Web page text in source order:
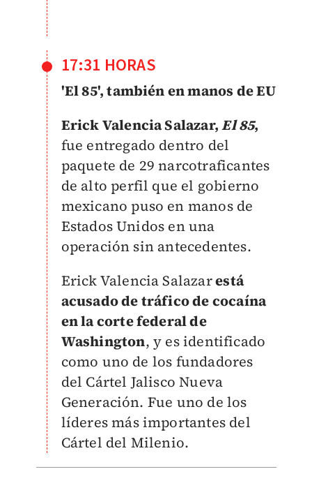
17:31 HORAS
'El 85', también en manos de EU
Erick Valencia Salazar,El 85,
fue entregado dentro del
paquete de 29 narcotraficantes
de alto perfil que el gobierno
mexicano puso en manos de
Estados Unidos en una
operación sin antecedentes.
Erick Valencia Salazarestá
acusado de tráfico de cocaína
en la corte federal de
Washington, y es identificado
como uno de los fundadores
del Cártel Jalisco Nueva
Generación. Fue uno de los
líderes más importantes del
Cártel del Milenio.